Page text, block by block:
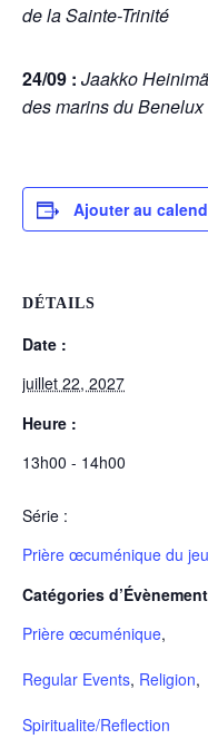
de la Sainte-Trinité
24/09 : Jaakko
des marins du Benelux
Ajouter au
DÉTAILS
Date :
juillet 22, 2027
Heure :
13h00 - 14h00
Série :
Prière œcuménique du
Catégories
Prière œcuménique,
Regular Events, Religion,
Spiritualite/Reflection